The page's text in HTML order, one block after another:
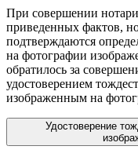
При совершении
приведенных фактов,
подтверждаются
на фотографии
обратилось за
удостоверением
изображенным на
Удостоверение